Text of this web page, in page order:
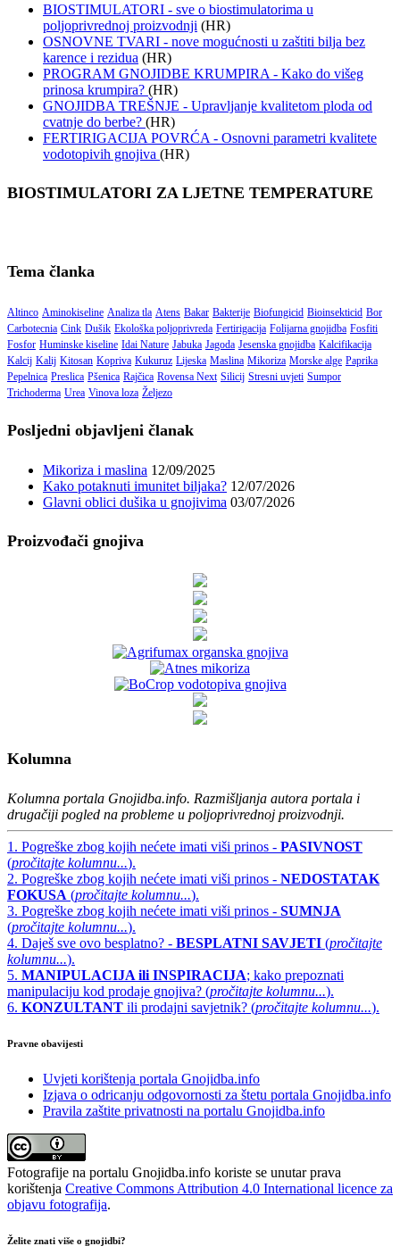
BIOSTIMULATORI - sve o biostimulatorima u
poljoprivrednoj proizvodnji (HR)
OSNOVNE TVARI - nove mogućnosti u zaštiti bilja bez
karence i rezidua (HR)
PROGRAM GNOJIDBE KRUMPIRA - Kako do višeg
prinosa krumpira? (HR)
GNOJIDBA TREŠNJE - Upravljanje kvalitetom ploda od
cvatnje do berbe? (HR)
FERTIRIGACIJA POVRĆA - Osnovni parametri kvalitete
vodotopivih gnojiva (HR)
BIOSTIMULATORI ZA LJETNE TEMPERATURE
Tema članka
Altinco Aminokiseline Analiza tla Atens Bakar Bakterije Biofungicid Bioinsekticid Bor
Carbotecnia Cink Dušik Ekološka poljoprivreda Fertirigacija Folijarna gnojidba Fosfiti
Fosfor Huminske kiseline Idai Nature Jabuka Jagoda Jesenska gnojidba Kalcifikacija
Kalcij Kalij Kitosan Kopriva Kukuruz Lijeska Maslina Mikoriza Morske alge Paprika
Pepelnica Preslica Pšenica Rajčica Rovensa Next Silicij Stresni uvjeti Sumpor
Trichoderma Urea Vinova loza Željezo
Posljedni objavljeni članak
Mikoriza i maslina 12/09/2025
Kako potaknuti imunitet biljaka? 12/07/2026
Glavni oblici dušika u gnojivima 03/07/2026
Proizvođači gnojiva
Kolumna
Kolumna portala Gnojidba.info. Razmišljanja autora portala i
drugačiji pogled na probleme u poljoprivrednoj proizvodnji.
1. Pogreške zbog kojih nećete imati viši prinos - PASIVNOST
(pročitajte kolumnu...).
2. Pogreške zbog kojih nećete imati viši prinos - NEDOSTATAK
FOKUSA (pročitajte kolumnu...).
3. Pogreške zbog kojih nećete imati viši prinos - SUMNJA
(pročitajte kolumnu...).
4. Daješ sve ovo besplatno? - BESPLATNI SAVJETI (pročitajte
kolumnu...).
5. MANIPULACIJA ili INSPIRACIJA; kako prepoznati
manipulaciju kod prodaje gnojiva? (pročitajte kolumnu...).
6. KONZULTANT ili prodajni savjetnik? (pročitajte kolumnu...).
Pravne obavijesti
Uvjeti korištenja portala Gnojidba.info
Izjava o odricanju odgovornosti za štetu portala Gnojidba.info
Pravila zaštite privatnosti na portalu Gnojidba.info
Fotografije na portalu Gnojidba.info koriste se unutar prava
korištenja Creative Commons Attribution 4.0 International licence za
objavu fotografija.
Želite znati više o gnojidbi?